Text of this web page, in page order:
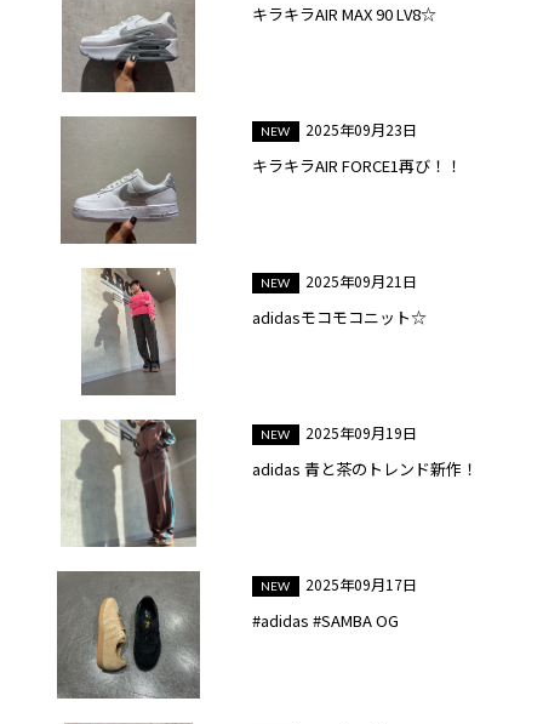
キラキラAIR MAX 90 LV8☆
2025年09月23日
キラキラAIR FORCE1再び！！
2025年09月21日
adidasモコモコニット☆
2025年09月19日
adidas 青と茶のトレンド新作！
2025年09月17日
#adidas #SAMBA OG